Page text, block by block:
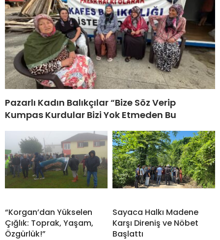
Pazarlı Kadın Balıkçılar “Bize Söz Verip
Kumpas Kurdular Bizi Yok Etmeden Bu
“Korgan’dan Yükselen
Çığlık: Toprak, Yaşam,
Özgürlük!”
Sayaca Halkı Madene
Karşı Direniş ve Nöbet
Başlattı